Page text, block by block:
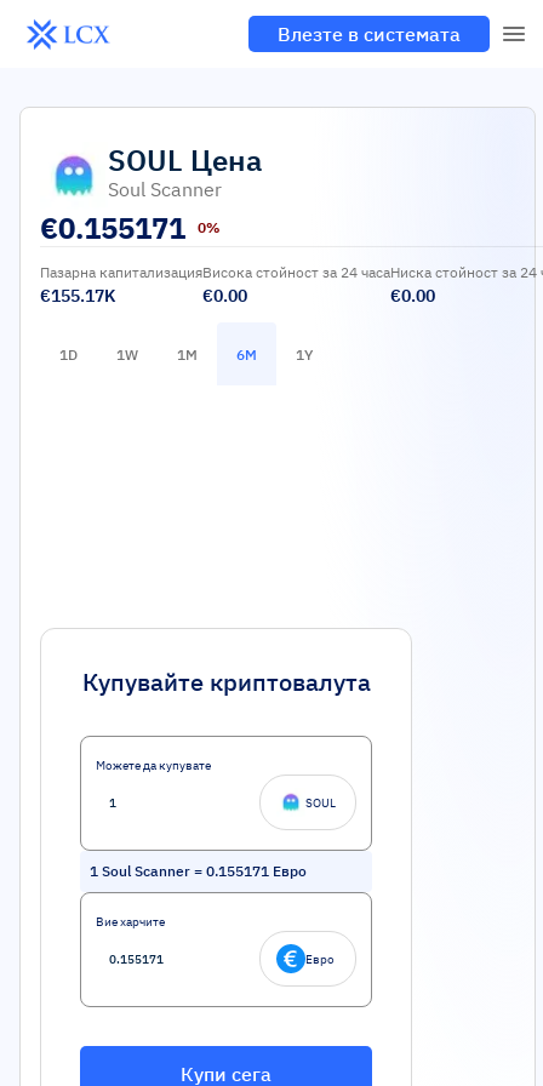
Влезте в системата
SOUL Цена
Soul Scanner
€0.155171 0%
Пазарна капитализация
€155.17K
Висока стойност за 24 часа
€0.00
Ниска стойност за 24
€0.00
1D 1W 1M 6M 1Y
Купувайте криптовалута
Можете да купувате
SOUL
1 Soul Scanner = 0.155171 Евро
Вие харчите
Евро
Купи сега